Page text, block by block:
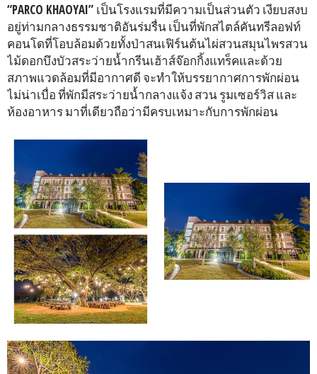
“PARCO KHAOYAI” เป็นโรงแรมที่มีความเป็นส่วนตัว เงียบสงบ
อยู่ท่ามกลางธรรมชาติอันร่มรื่น เป็นที่พักสไตล์คันทรีลอฟท์
คอนโดที่โอบล้อมด้วยทั้งป่าสนเฟิร์นต้นไผ่สวนสมุนไพรสวน
ไม้ดอกบึงบัวสระว่ายน้ำกรีนเฮ้าส์จ๊อกกิ้งแทร็คและด้วย
สภาพแวดล้อมที่มีอากาศดี จะทำให้บรรยากาศการพักผ่อน
ไม่น่าเบื่อ ที่พักมีสระว่ายน้ำกลางแจ้ง สวน รูมเซอร์วิส และ
ห้องอาหาร มาที่เดียวถือว่ามีครบเหมาะกับการพักผ่อน